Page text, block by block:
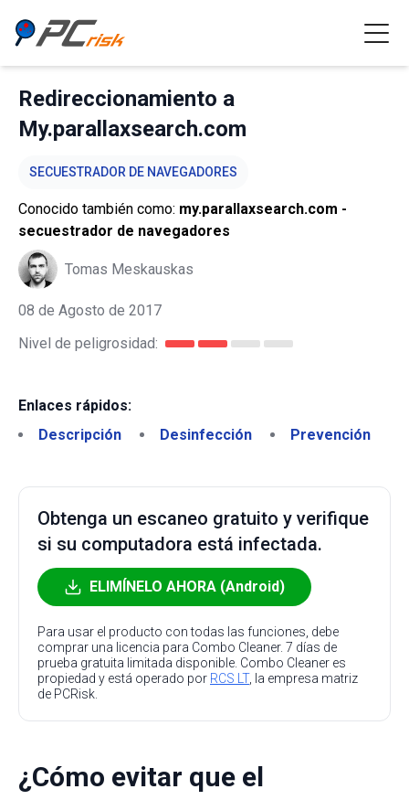
Redireccionamiento a
My.parallaxsearch.com
SECUESTRADOR DE NAVEGADORES
Conocido también como: my.parallaxsearch.com -
secuestrador de navegadores
Tomas Meskauskas
08 de Agosto de 2017
Nivel de peligrosidad:
Enlaces rápidos:
Descripción
Desinfección Prevención
Obtenga un escaneo gratuito y verifique
si su computadora está infectada.
ELIMÍNELO AHORA (Android)
Para usar el producto con todas las funciones, debe
comprar una licencia para Combo Cleaner. 7 días de
prueba gratuita limitada disponible. Combo Cleaner es
propiedad y está operado por RCS LT, la empresa matriz
de PCRisk.
¿Cómo evitar que el